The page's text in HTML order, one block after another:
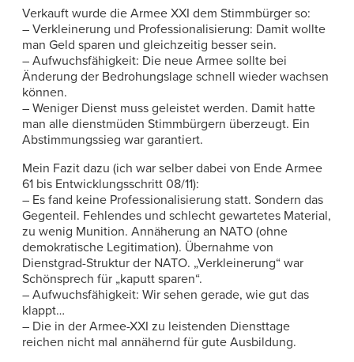
Verkauft wurde die Armee XXI dem Stimmbürger so:
– Verkleinerung und Professionalisierung: Damit wollte
man Geld sparen und gleichzeitig besser sein.
– Aufwuchsfähigkeit: Die neue Armee sollte bei
Änderung der Bedrohungslage schnell wieder wachsen
können.
– Weniger Dienst muss geleistet werden. Damit hatte
man alle dienstmüden Stimmbürgern überzeugt. Ein
Abstimmungssieg war garantiert.
Mein Fazit dazu (ich war selber dabei von Ende Armee
61 bis Entwicklungsschritt 08/11):
– Es fand keine Professionalisierung statt. Sondern das
Gegenteil. Fehlendes und schlecht gewartetes Material,
zu wenig Munition. Annäherung an NATO (ohne
demokratische Legitimation). Übernahme von
Dienstgrad-Struktur der NATO. „Verkleinerung“ war
Schönsprech für „kaputt sparen“.
– Aufwuchsfähigkeit: Wir sehen gerade, wie gut das
klappt…
– Die in der Armee-XXI zu leistenden Diensttage
reichen nicht mal annähernd für gute Ausbildung.